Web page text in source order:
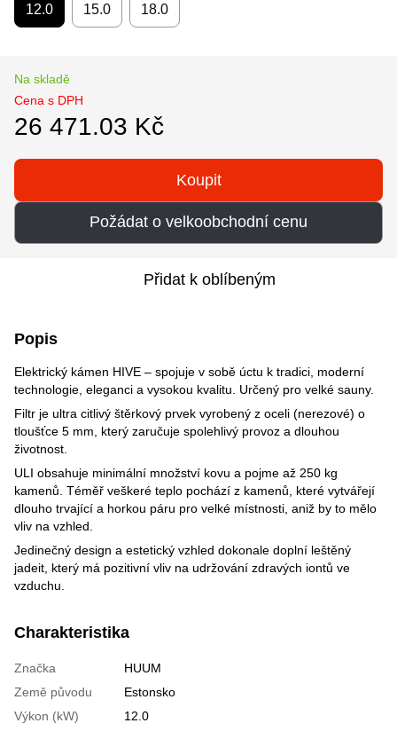
12.0 15.0 18.0
Na skladě
Cena s DPH
26 471.03 Kč
Koupit
Požádat o velkoobchodní cenu
Přidat k oblíbeným
Popis
Elektrický kámen HIVE – spojuje v sobě úctu k tradici, moderní
technologie, eleganci a vysokou kvalitu. Určený pro velké sauny.
Filtr je ultra citlivý štěrkový prvek vyrobený z oceli (nerezové) o
tloušťce 5 mm, který zaručuje spolehlivý provoz a dlouhou
životnost.
ULI obsahuje minimální množství kovu a pojme až 250 kg
kamenů. Téměř veškeré teplo pochází z kamenů, které vytvářejí
dlouho trvající a horkou páru pro velké místnosti, aniž by to mělo
vliv na vzhled.
Jedinečný design a estetický vzhled dokonale doplní leštěný
jadeit, který má pozitivní vliv na udržování zdravých iontů ve
vzduchu.
Charakteristika
Značka
HUUM
Země původu
Estonsko
Výkon (kW)
12.0